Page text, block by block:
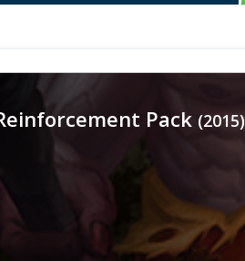
Pack (2015)